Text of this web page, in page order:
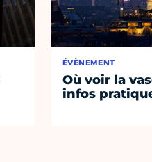
ÉVÈNEMENT
Où voir la
infos